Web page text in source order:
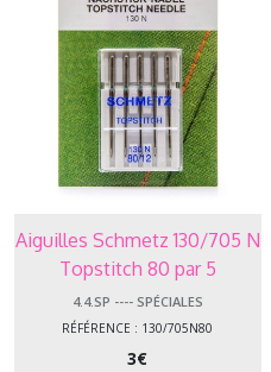
Aiguilles Schmetz 130/705 N
Topstitch 80 par 5
4.4.SP ---- SPÉCIALES
RÉFÉRENCE : 130/705N80
3€